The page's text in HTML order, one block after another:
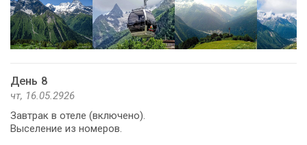
День 8
чт, 16.05.2926
Завтрак в отеле (включено).
Выселение из номеров.